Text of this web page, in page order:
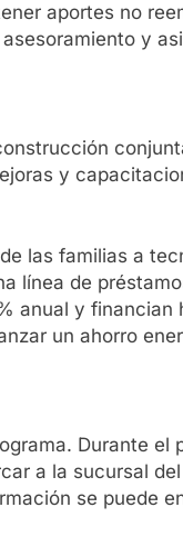
aportes no
y
y
las familias a
línea de
anual y
un ahorro
Durante el
a la sucursal
se puede